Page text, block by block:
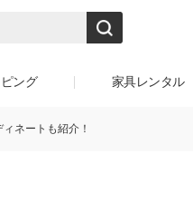
ング 家具レンタル
ネートも紹介！